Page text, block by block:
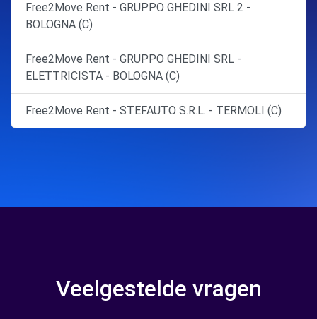
Free2Move Rent - GRUPPO GHEDINI SRL 2 -
BOLOGNA (C)
Free2Move Rent - GRUPPO GHEDINI SRL -
ELETTRICISTA - BOLOGNA (C)
Free2Move Rent - STEFAUTO S.R.L. - TERMOLI (C)
Veelgestelde vragen